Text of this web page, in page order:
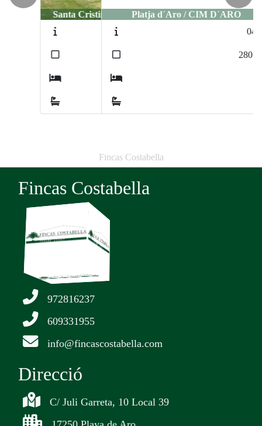
Platja d´Aro / CIM D´ARO
Fincas Costabella
Fincas Costabella
972816237
609331955
info@fincascostabella.com
Direcció
C/ Juli Garreta, 10 Local 39